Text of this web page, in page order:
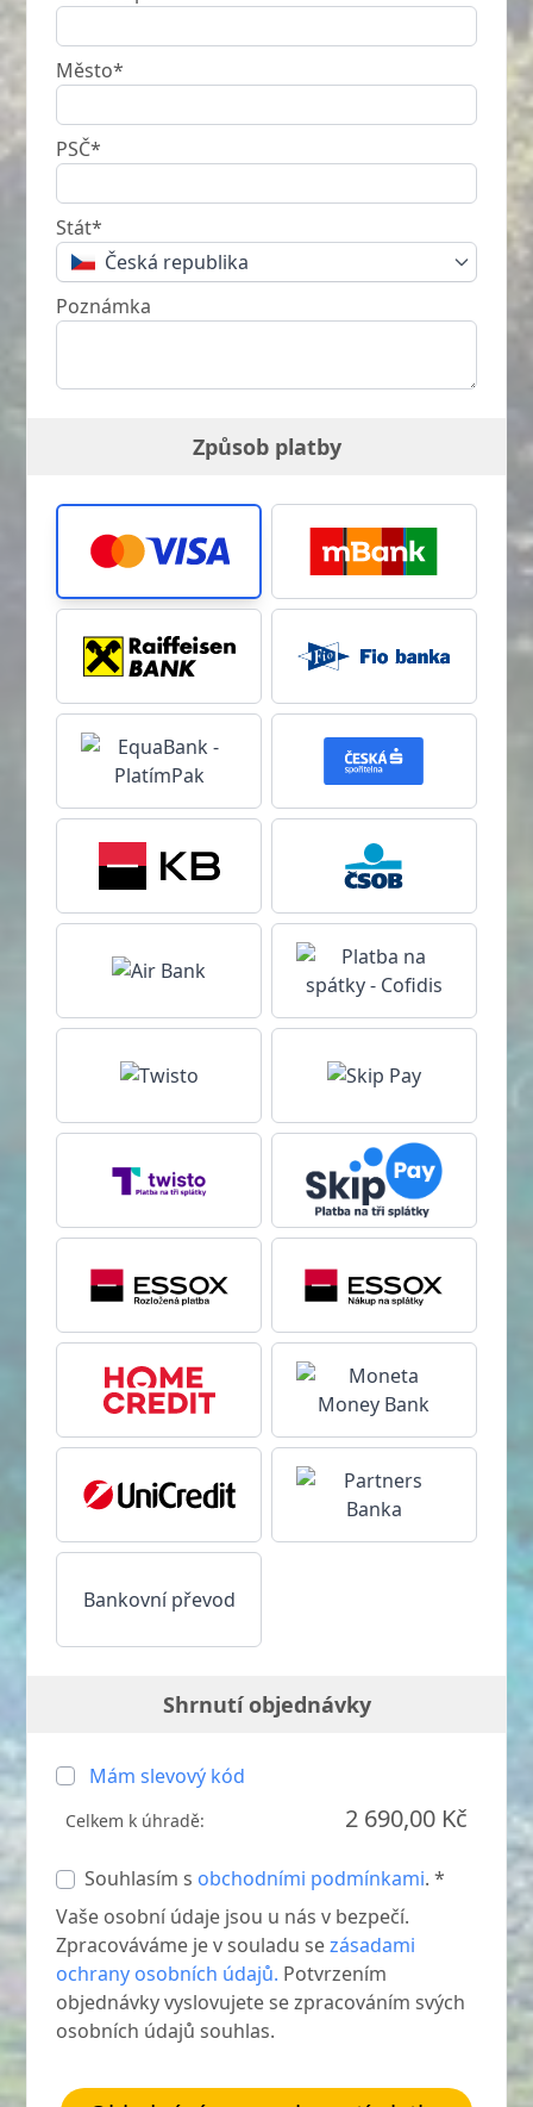
Město*
PSČ*
Stát*
Česká republika
Poznámka
Způsob platby
Bankovní převod
Shrnutí objednávky
Mám slevový kód
Celkem k úhradě: 2 690,00 Kč
Souhlasím s obchodními podmínkami. *
Vaše osobní údaje jsou u nás v bezpečí.
Zpracováváme je v souladu sezásadami
ochrany osobních údajů. Potvrzením
objednávky vyslovujete se zpracováním svých
osobních údajů souhlas.